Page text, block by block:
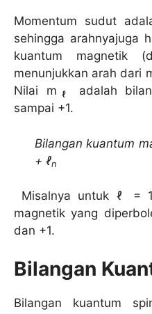
Momentum sudut
sehingga arahnyajuga
kuantum magnetik
menunjukkan arah dari
Nilai m ℓ
adalah
sampai +1.
Bilangan kuantum
+ ℓn
Misalnya untuk ℓ =
magnetik yang
dan +1.
Bilangan
Bilangan kuantum